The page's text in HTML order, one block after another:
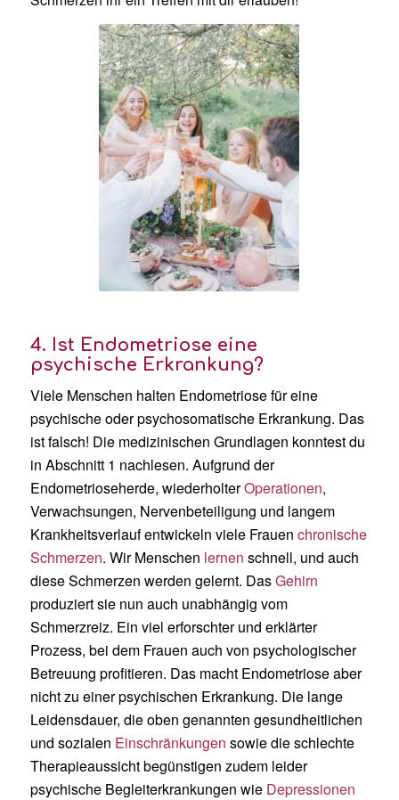
4. Ist Endometriose eine
psychische Erkrankung?
Viele Menschen halten Endometriose für eine
psychische oder psychosomatische Erkrankung. Das
ist falsch! Die medizinischen Grundlagen konntest du
in Abschnitt 1 nachlesen. Aufgrund der
Endometrioseherde, wiederholterOperationen,
Verwachsungen, Nervenbeteiligung und langem
Krankheitsverlauf entwickeln viele Frauen chronische
Schmerzen. Wir Menschen lernen schnell, und auch
diese Schmerzen werden gelernt. DasGehirn
produziert sie nun auch unabhängig vom
Schmerzreiz. Ein viel erforschter und erklärter
Prozess, bei dem Frauen auch von psychologischer
Betreuung profitieren. Das macht Endometriose aber
nicht zu einer psychischen Erkrankung. Die lange
Leidensdauer, die oben genannten gesundheitlichen
und sozialen Einschränkungen sowie die schlechte
Therapieaussicht begünstigen zudem leider
psychische Begleiterkrankungen wie Depressionen